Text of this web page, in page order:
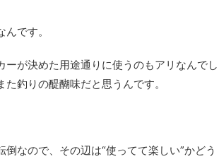
です。
が決めた用途通りに使うのもアリなんでし
釣りの醍醐味だと思うんです。
なので、その辺は“使ってて楽しい”かどう